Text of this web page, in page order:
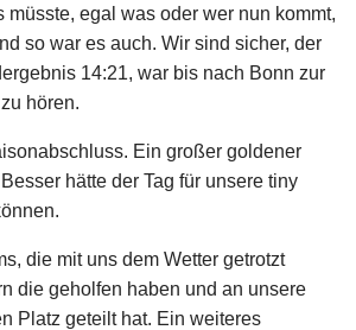
müsste, egal was oder wer nun kommt,
so war es auch. Wir sind sicher, der
14:21, war bis nach Bonn zur
hören.
Ein großer goldener
hätte der Tag für unsere tiny
die mit uns dem Wetter getrotzt
die geholfen haben und an unsere
Platz geteilt hat. Ein weiteres